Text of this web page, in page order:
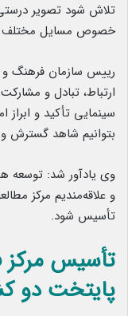
تلاش شود تصویر
خصوص مسایل مختلف
رییس سازمان فرهنگ
ارتباط، تبادل و
سینمایی تأکید و
بتوانیم شاهد گسترش
وی یادآور شد: توسعه
و علاقه‌مندیم مرکز
تأسیس شود.
تأسیس مرکز
پایتخت دو